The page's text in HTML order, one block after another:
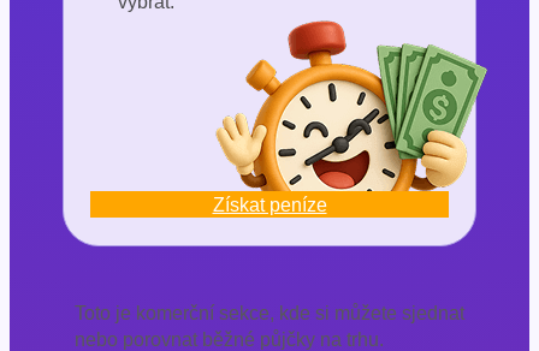
Získat peníze
Toto je komerční sekce, kde si můžete sjednat
nebo porovnat běžné půjčky na trhu.